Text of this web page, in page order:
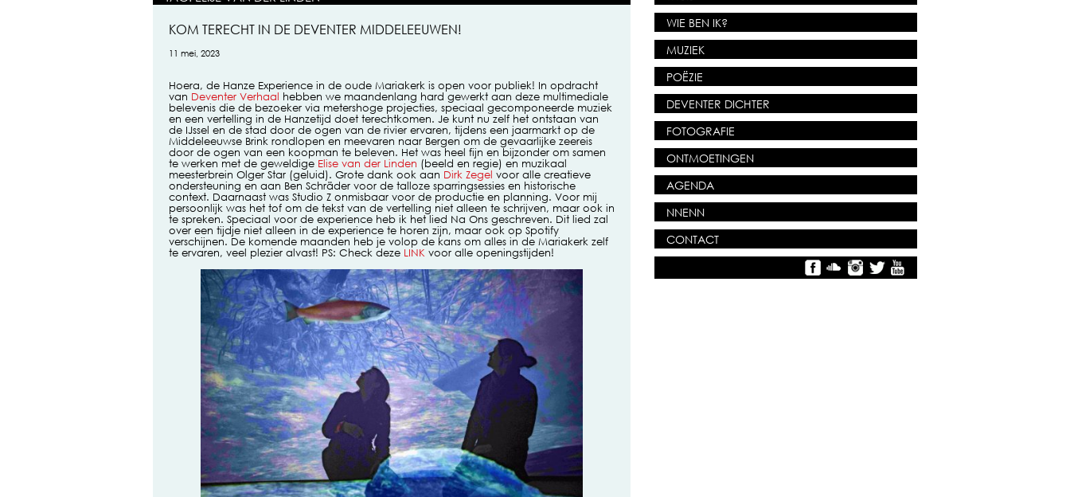
KOM TERECHT IN DE DEVENTER MIDDELEEUWEN!
11 mei, 2023
Hoera, de Hanze Experience in de oude Mariakerk is open voor publiek! In opdracht
van Deventer Verhaal hebben we maandenlang hard gewerkt aan deze multimediale
belevenis die de bezoeker via metershoge projecties, speciaal gecomponeerde muziek
en een vertelling in de Hanzetijd doet terechtkomen. Je kunt nu zelf het ontstaan van
de IJssel en de stad door de ogen van de rivier ervaren, tijdens een jaarmarkt op de
Middeleeuwse Brink rondlopen en meevaren naar Bergen om de gevaarlijke zeereis
door de ogen van een koopman te beleven. Het was heel fijn en bijzonder om samen
te werken met de geweldige Elise van der Linden (beeld en regie) en muzikaal
meesterbrein Olger Star (geluid). Grote dank ook aan Dirk Zegel voor alle creatieve
ondersteuning en aan Ben Schräder voor de talloze sparringsessies en historische
context. Daarnaast was Studio Z onmisbaar voor de productie en planning. Voor mij
persoonlijk was het tof om de tekst van de vertelling niet alleen te schrijven, maar ook in
te spreken. Speciaal voor de experience heb ik het lied Na Ons geschreven. Dit lied zal
over een tijdje niet alleen in de experience te horen zijn, maar ook op Spotify
verschijnen. De komende maanden heb je volop de kans om alles in de Mariakerk zelf
te ervaren, veel plezier alvast! PS: Check deze LINK voor alle openingstijden!
WIE BEN IK?
MUZIEK
POËZIE
DEVENTER DICHTER
FOTOGRAFIE
ONTMOETINGEN
AGENDA
NNENN
CONTACT